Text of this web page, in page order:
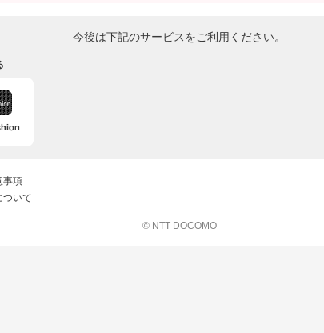
今後は下記のサービスをご利用ください。
事項
ついて
© NTT DOCOMO